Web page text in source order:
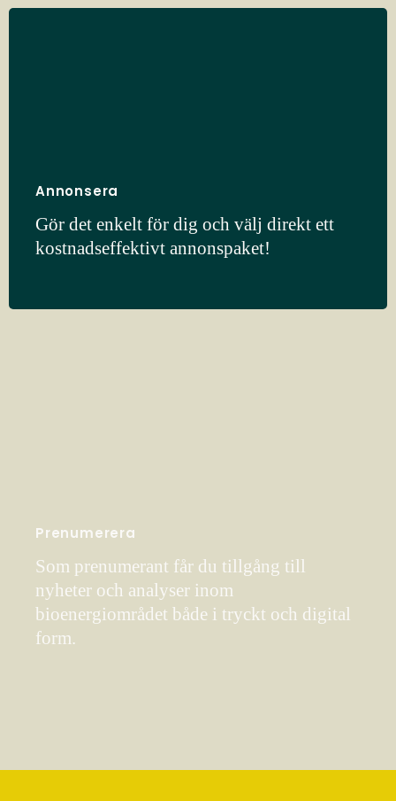
Annonsera
Gör det enkelt för dig och välj direkt ett
kostnadseffektivt annonspaket!
Prenumerera
Som prenumerant får du tillgång till
nyheter och analyser inom
bioenergiområdet både i tryckt och digital
form.